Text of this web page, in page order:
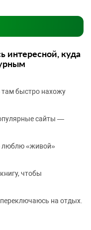
интересной, куда
быстро нахожу
сайты —
люблю «живой»
чтобы
на отдых.